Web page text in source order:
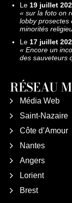
Le 19 juillet
« sur la foto on
lobby prosectes
minorités
Le 17 juillet
« Encore un
des sauveteurs
RÉSEAU
Média Web
Saint-Nazaire
Côte d’Amour
Nantes
Angers
Lorient
Brest